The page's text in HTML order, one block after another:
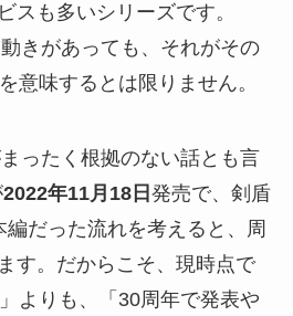
スも多いシリーズです。
きがあっても、それがその
意味するとは限りません。
ったく根拠のない話とも言
2022年11月18日 発売で、剣盾
編だった流れを考えると、周
す。だからこそ、現時点で
よりも、「30周年で発表や